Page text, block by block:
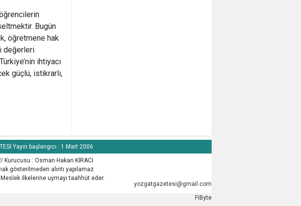
Bugün
öğretmene hak
değerleri
ihtiyacı
güçlü, istikrarlı,
Yayın başlangıcı : 1 Mart 2006
Kurucusu : Osman Hakan KİRACI
gösterilmeden alıntı yapılamaz
ilkelerine uymayı taahhüt eder.
yozgatgazetesi@gmail.com
FiByte